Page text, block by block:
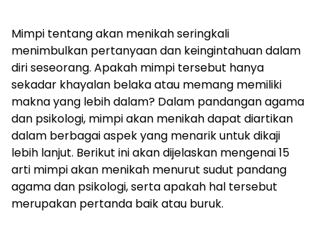
Mimpi tentang akan menikah seringkali
menimbulkan pertanyaan dan keingintahuan dalam
diri seseorang. Apakah mimpi tersebut hanya
sekadar khayalan belaka atau memang memiliki
makna yang lebih dalam? Dalam pandangan agama
dan psikologi, mimpi akan menikah dapat diartikan
dalam berbagai aspek yang menarik untuk dikaji
lebih lanjut. Berikut ini akan dijelaskan mengenai 15
arti mimpi akan menikah menurut sudut pandang
agama dan psikologi, serta apakah hal tersebut
merupakan pertanda baik atau buruk.